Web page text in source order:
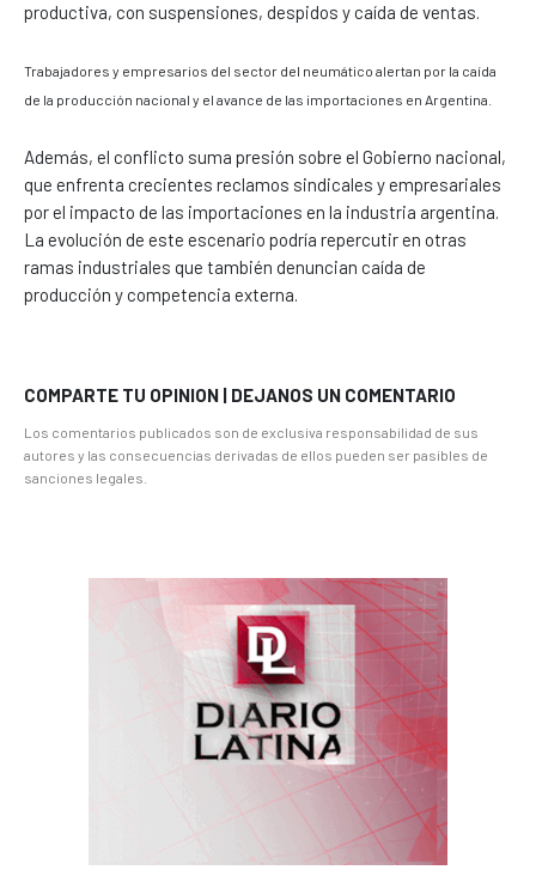
productiva, con suspensiones, despidos y caída de ventas.
Trabajadores y empresarios del sector del neumático alertan por la caída
de la producción nacional y el avance de las importaciones en Argentina.
Además, el conflicto suma presión sobre el Gobierno nacional,
que enfrenta crecientes reclamos sindicales y empresariales
por el impacto de las importaciones en la industria argentina.
La evolución de este escenario podría repercutir en otras
ramas industriales que también denuncian caída de
producción y competencia externa.
COMPARTE TU OPINION | DEJANOS UN COMENTARIO
Los comentarios publicados son de exclusiva responsabilidad de sus
autores y las consecuencias derivadas de ellos pueden ser pasibles de
sanciones legales.